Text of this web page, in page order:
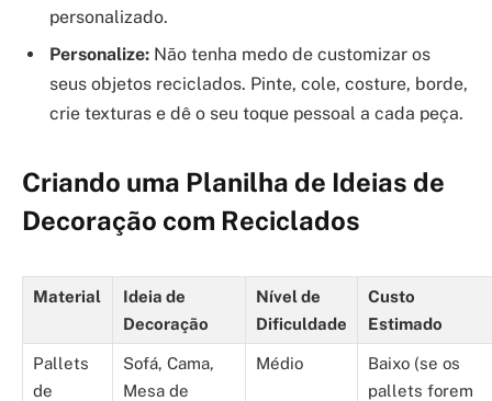
personalizado.
Personalize: Não tenha medo de customizar os
seus objetos reciclados. Pinte, cole, costure, borde,
crie texturas e dê o seu toque pessoal a cada peça.
Criando uma Planilha de Ideias de
Decoração com Reciclados
Material
Ideia de
Decoração
Nível de
Dificuldade
Custo
Estimado
Pallets
de
Sofá, Cama,
Mesa de
Médio
Baixo (se os
pallets forem